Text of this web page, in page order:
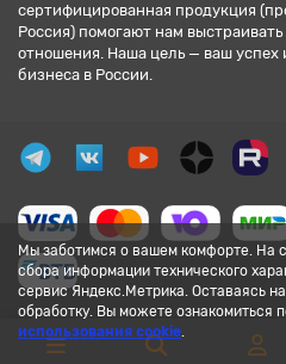
Мы заботимся о вашем комфорте. На
сбора информации технического
сервис Яндекс.Метрика. Оставаясь
обработку. Вы можете ознакомиться
использования cookie.
сертифицированная продукция
Россия) помогают нам
отношения. Наша цель — ваш успех
бизнеса в России.